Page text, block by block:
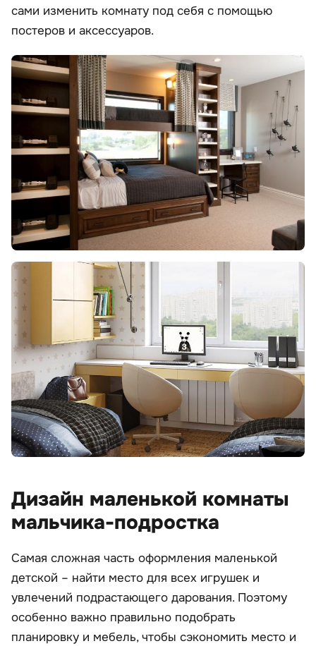
сами изменить комнату под себя с помощью
постеров и аксессуаров.
Дизайн маленькой комнаты
мальчика-подростка
Самая сложная часть оформления маленькой
детской – найти место для всех игрушек и
увлечений подрастающего дарования. Поэтому
особенно важно правильно подобрать
планировку и мебель, чтобы сэкономить место и